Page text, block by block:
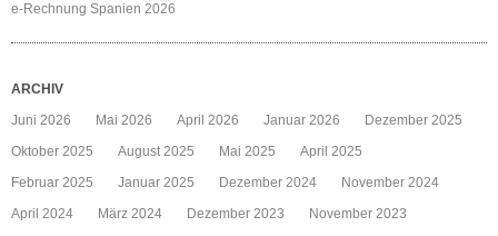
e-Rechnung Spanien 2026
ARCHIV
Juni 2026
Mai 2026 April 2026 Januar 2026
Dezember 2025
Oktober 2025
August 2025 Mai 2025
April 2025
Februar 2025
Januar 2025 Dezember 2024
November 2024
April 2024
März 2024 Dezember 2023
November 2023